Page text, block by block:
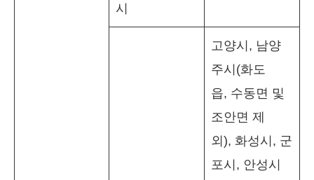
시
고양시, 남양
주시(화도
읍, 수동면 및
조안면 제
외), 화성시, 군
포시, 안성시